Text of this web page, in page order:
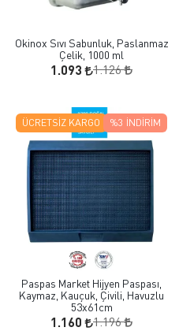
Okinox Sıvı Sabunluk, Paslanmaz
Çelik, 1000 ml
1.093 1.126
ÜCRETSIZ KARGO
Paspas Market Hijyen Paspası,
Kaymaz, Kauçuk, Çivili, Havuzlu
53x61cm
1.160 1.196
%3 İNDIRIM